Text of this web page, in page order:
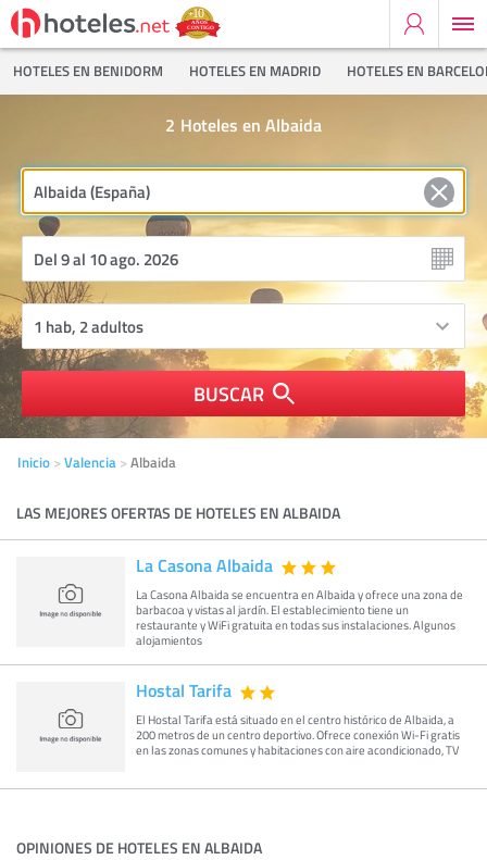
HOTELES EN BENIDORM HOTELES EN MADRID HOTELES EN
Hoteles en Albaida
2
BUSCAR
Inicio Valencia Albaida
LAS MEJORES OFERTAS DE HOTELES EN ALBAIDA
La Casona Albaida
La Casona Albaida se encuentra en Albaida y ofrece una zona de
barbacoa y vistas al jardín. El establecimiento tiene un
restaurante y WiFi gratuita en todas sus instalaciones. Algunos
alojamientos
Hostal Tarifa
El Hostal Tarifa está situado en el centro histórico de Albaida, a
200 metros de un centro deportivo. Ofrece conexión Wi-Fi gratis
en las zonas comunes y habitaciones con aire acondicionado, TV
OPINIONES DE HOTELES EN ALBAIDA